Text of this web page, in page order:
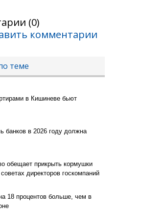
(0)
комментарии
теме
в Кишиневе бьют
банков в 2026 году должна
обещает прикрыть кормушки
директоров госкомпаний
18 процентов больше, чем в